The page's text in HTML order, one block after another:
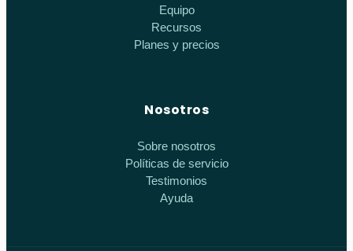
Equipo
Recursos
Planes y precios
Nosotros
Sobre nosotros
Políticas de servicio
Testimonios
Ayuda